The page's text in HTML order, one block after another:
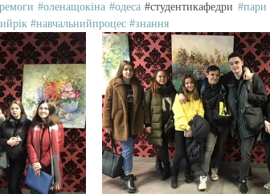
#оленащокіна #одеса ​​#студентикафедри #пари
#навчальнийпроцес #знання